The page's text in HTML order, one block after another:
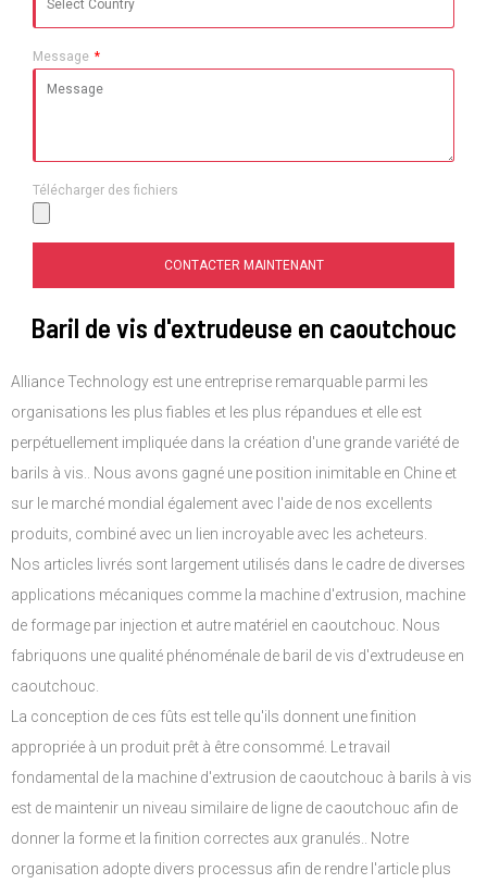
Baril de vis d'extrudeuse en caoutchouc
Alliance Technology est une entreprise remarquable parmi les
organisations les plus fiables et les plus répandues et elle est
perpétuellement impliquée dans la création d'une grande variété de
barils à vis.. Nous avons gagné une position inimitable en Chine et
sur le marché mondial également avec l'aide de nos excellents
produits, combiné avec un lien incroyable avec les acheteurs.
Nos articles livrés sont largement utilisés dans le cadre de diverses
applications mécaniques comme la machine d'extrusion, machine
de formage par injection et autre matériel en caoutchouc. Nous
fabriquons une qualité phénoménale de baril de vis d'extrudeuse en
caoutchouc.
La conception de ces fûts est telle qu'ils donnent une finition
appropriée à un produit prêt à être consommé. Le travail
fondamental de la machine d'extrusion de caoutchouc à barils à vis
est de maintenir un niveau similaire de ligne de caoutchouc afin de
donner la forme et la finition correctes aux granulés.. Notre
organisation adopte divers processus afin de rendre l'article plus
Message
Télécharger des fichiers
CONTACTER MAINTENANT